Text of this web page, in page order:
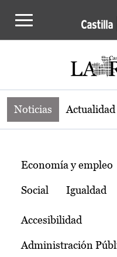
Noticias de la
Noticias
Temas
Economía y empleo
Social Igualdad
Accesibilidad
Administración